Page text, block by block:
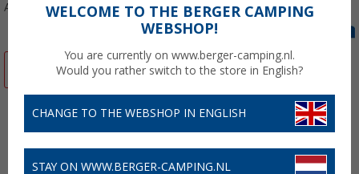
Artikelnr: 566293WELCOME TO THE BERGER CAMPING
WEBSHOP!
You are currently on www.berger-camping.nl.
Would you rather switch to the store in English?
CHANGE TO THE WEBSHOP IN ENGLISH
STAY ON WWW.BERGER-CAMPING.NL